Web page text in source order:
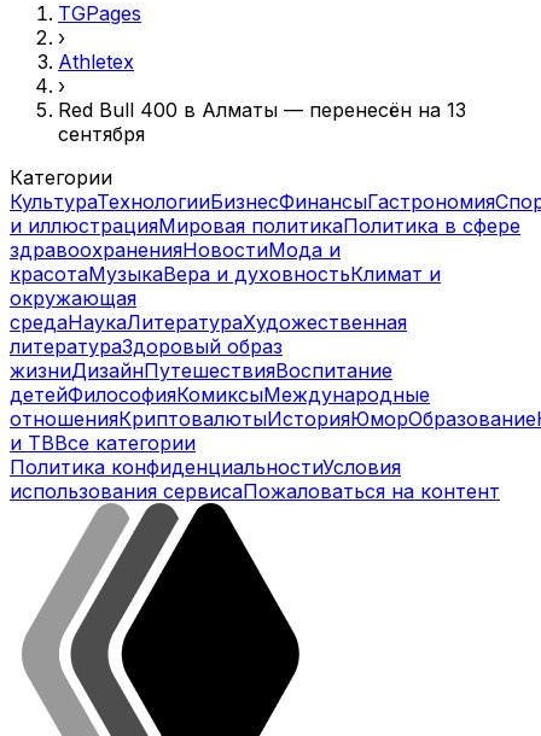
TGPages
›
Athletex
›
Red Bull 400 в Алматы — перенесён на 13
сентября
Категории
КультураТехнологииБизнесФинансыГастрономия
и иллюстрацияМировая политикаПолитика в сфере
здравоохраненияНовостиМода и
красотаМузыкаВера и духовностьКлимат и
окружающая
средаНаукаЛитератураХудожественная
литератураЗдоровый образ
жизниДизайнПутешествияВоспитание
детейФилософияКомиксыМеждународные
отношенияКриптовалютыИсторияЮморОбразование
и ТВВсе категории
Политика конфиденциальностиУсловия
использования сервисаПожаловаться на контент